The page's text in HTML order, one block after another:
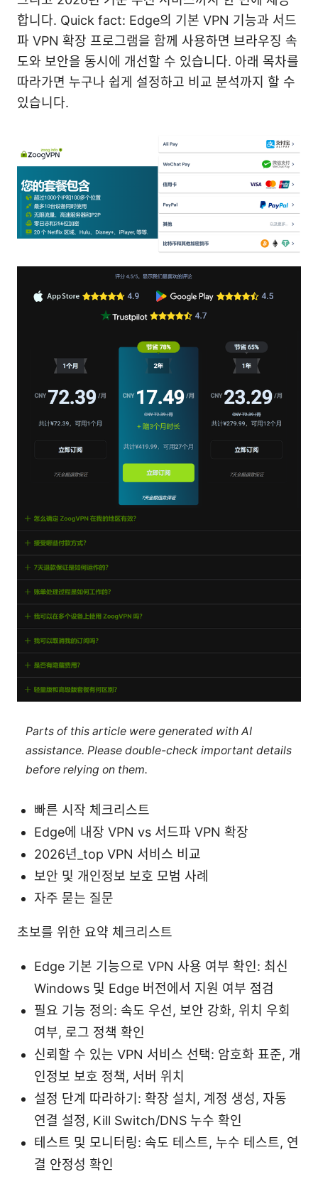
합니다. Quick fact: Edge의 기본 VPN 기능과 서드
파 VPN 확장 프로그램을 함께 사용하면 브라우징 속
도와 보안을 동시에 개선할 수 있습니다. 아래 목차를
따라가면 누구나 쉽게 설정하고 비교 분석까지 할 수
있습니다.
Parts of this article were generated with AI
assistance. Please double-check important details
before relying on them.
빠른 시작 체크리스트
Edge에 내장 VPN vs 서드파 VPN 확장
2026년_top VPN 서비스 비교
보안 및 개인정보 보호 모범 사례
자주 묻는 질문
초보를 위한 요약 체크리스트
Edge 기본 기능으로 VPN 사용 여부 확인: 최신
Windows 및 Edge 버전에서 지원 여부 점검
필요 기능 정의: 속도 우선, 보안 강화, 위치 우회
여부, 로그 정책 확인
신뢰할 수 있는 VPN 서비스 선택: 암호화 표준, 개
인정보 보호 정책, 서버 위치
설정 단계 따라하기: 확장 설치, 계정 생성, 자동
연결 설정, Kill Switch/DNS 누수 확인
테스트 및 모니터링: 속도 테스트, 누수 테스트, 연
결 안정성 확인